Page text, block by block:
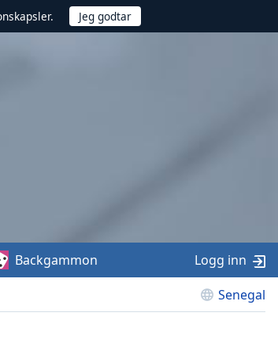
Senegal
Backgammon Logg inn